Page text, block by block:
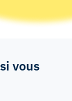
vous